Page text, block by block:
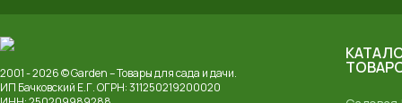
2001 - 2026 © Garden – Товары для сада и дачи.
ИП Бачковский Е.Г. ОГРН: 311250219200020